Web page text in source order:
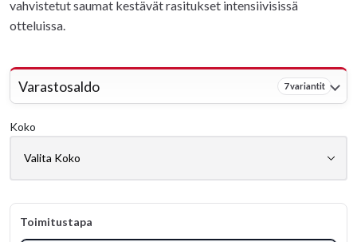
vahvistetut saumat kestävät rasitukset intensiivisissä
otteluissa.
Varastosaldo 7 variantit
Koko
Toimitustapa